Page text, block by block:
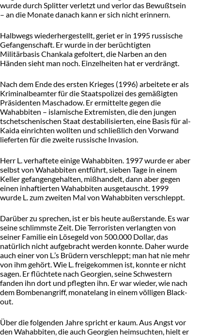
wurde durch Splitter verletzt und verlor das Bewußtsein
– an die Monate danach kann er sich nicht erinnern.
Halbwegs wiederhergestellt, geriet er in 1995 russische
Gefangenschaft. Er wurde in der berüchtigten
Militärbasis Chankala gefoltert, die Narben an den
Händen sieht man noch. Einzelheiten hat er verdrängt.
Nach dem Ende des ersten Krieges (1996) arbeitete er als
Kriminalbeamter für die Staatspolizei des gemäßigten
Präsidenten Maschadow. Er ermittelte gegen die
Wahabbiten – islamische Extremisten, die den jungen
tschetschenischen Staat destabilisierten, eine Basis für al-
Kaida einrichten wollten und schließlich den Vorwand
lieferten für die zweite russische Invasion.
Herr L. verhaftete einige Wahabbiten. 1997 wurde er aber
selbst von Wahabbiten entführt, sieben Tage in einem
Keller gefangengehalten, mißhandelt, dann aber gegen
einen inhaftierten Wahabbiten ausgetauscht. 1999
wurde L. zum zweiten Mal von Wahabbiten verschleppt.
Darüber zu sprechen, ist er bis heute außerstande. Es war
seine schlimmste Zeit. Die Terroristen verlangten von
seiner Familie ein Lösegeld von 500.000 Dollar, das
natürlich nicht aufgebracht werden konnte. Daher wurde
auch einer von L.’s Brüdern verschleppt; man hat nie mehr
von ihm gehört. Wie L. freigekommen ist, konnte er nicht
sagen. Er flüchtete nach Georgien, seine Schwestern
fanden ihn dort und pflegten ihn. Er war wieder, wie nach
dem Bombenangriff, monatelang in einem völligen Black-
out.
Über die folgenden Jahre spricht er kaum. Aus Angst vor
den Wahabbiten, die auch Georgien heimsuchten, hielt er